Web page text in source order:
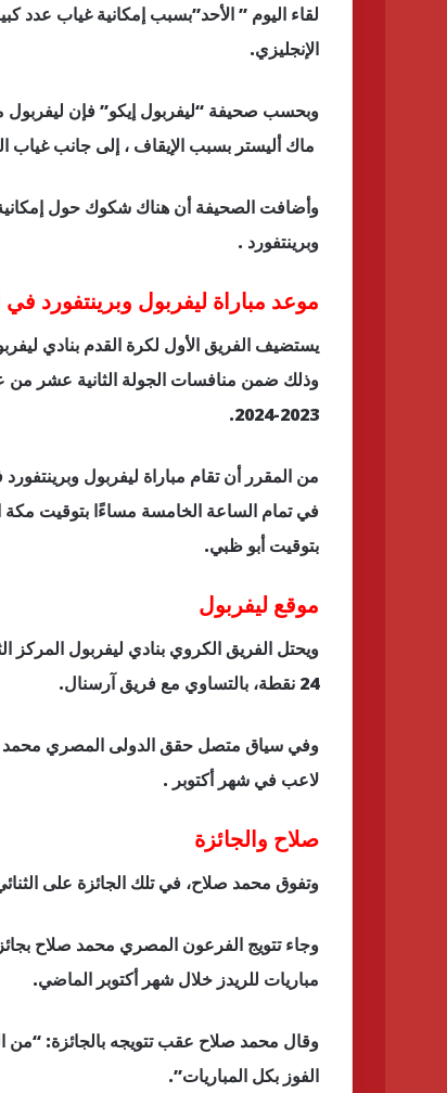
لقاء اليوم ” الأحد”بسبب إمكانية غياب عدد
الإنجليزي.
ماك أليستر بسبب الإيقاف ، إلى جانب غياب
وأضافت الصحيفة أن هناك شكوك حول إمكانية
وبرينتفورد .
موعد مباراة ليفربول وبرينتفورد في
يستضيف الفريق الأول لكرة القدم بنادي
وذلك ضمن منافسات الجولة الثانية عشر من
2023-2024.
من المقرر أن تقام مباراة ليفربول
في تمام الساعة الخامسة مساءًا بتوقيت مكة
بتوقيت أبو ظبي.
موقع ليفربول
ويحتل الفريق الكروي بنادي ليفربول المركز
24 نقطة، بالتساوي مع فريق آرسنال.
وفي سياق متصل حقق الدولى المصري محمد
لاعب في شهر أكتوبر .
صلاح والجائزة
وتفوق محمد صلاح، في تلك الجائزة على
مباريات للريدز خلال شهر أكتوبر الماضي.
وقال محمد صلاح عقب تتويجه بالجائزة: “من
الفوز بكل المباريات”.